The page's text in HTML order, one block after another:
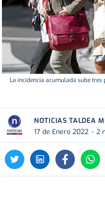
La incidencia acumulada sube
NOTICIAS TALDEA
17 de Enero 2022
2